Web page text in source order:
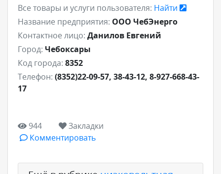
Все товары и услуги пользователя: Найти
Название предприятия: ООО ЧебЭнерго
Контактное лицо: Данилов Евгений
Город: Чебоксары
Код города: 8352
Телефон: (8352)22-09-57, 38-43-12, 8-927-668-43-
17
944
Закладки
Комментировать